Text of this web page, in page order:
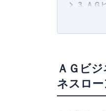
ＡＧ
メ
メリ
ＡＧビ
ネスロ